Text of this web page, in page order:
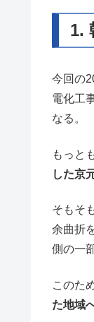
1.
今回の
電化工
なる。
もっと
した京
そもそ
余曲折
側の一
このた
た地域